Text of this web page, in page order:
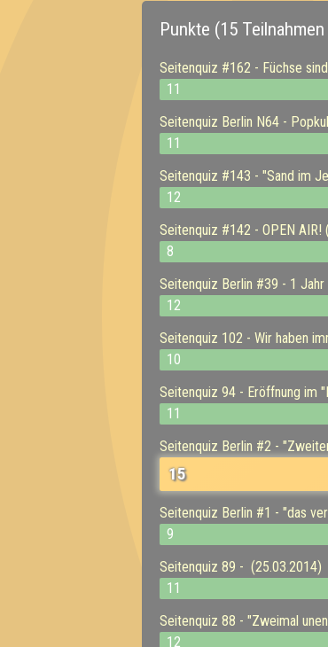
Punkte (15
Seitenquiz #162 - Füchse
11
Seitenquiz Berlin N64 -
11
Seitenquiz #143 - "Sand im
12
Seitenquiz #142 - OPEN AIR!
8
Seitenquiz Berlin #39 - 1
12
Seitenquiz 102 - Wir haben
10
Seitenquiz 94 - Eröffnung im
11
Seitenquiz Berlin #2 -
15
Seitenquiz Berlin #1 - "das
9
Seitenquiz 89 - (25.03.2014)
11
Seitenquiz 88 - "Zweimal
12